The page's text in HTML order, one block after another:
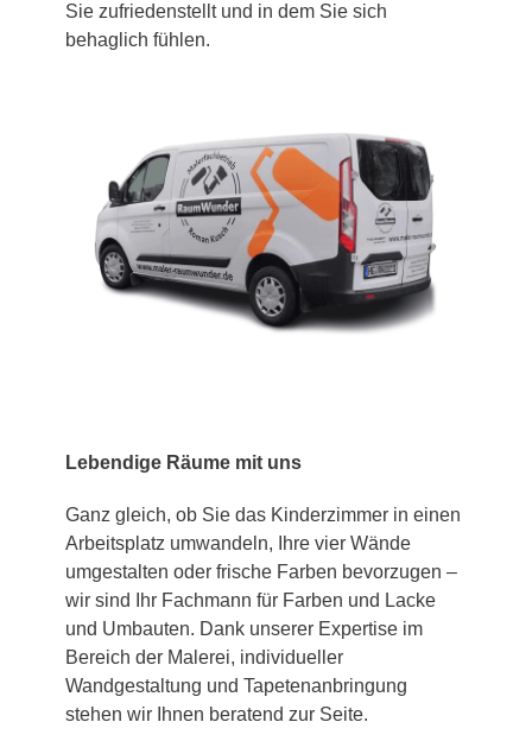
Sie zufriedenstellt und in dem Sie sich
behaglich fühlen.
Lebendige Räume mit uns
Ganz gleich, ob Sie das Kinderzimmer in einen
Arbeitsplatz umwandeln, Ihre vier Wände
umgestalten oder frische Farben bevorzugen –
wir sind Ihr Fachmann für Farben und Lacke
und Umbauten. Dank unserer Expertise im
Bereich der Malerei, individueller
Wandgestaltung und Tapetenanbringung
stehen wir Ihnen beratend zur Seite.